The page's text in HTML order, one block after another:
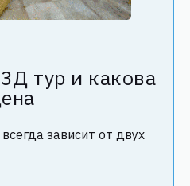
тур и какова
зависит от двух